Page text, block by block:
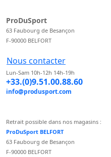
ProDuSport
63 Faubourg de Besançon
F-90000 BELFORT
Nous contacter
Lun-Sam 10h-12h 14h-19h
+33.(0)9.51.00.88.60
info@produsport.com
Retrait possible dans nos magasins :
ProDuSport BELFORT
63 Faubourg de Besançon
F-90000 BELFORT